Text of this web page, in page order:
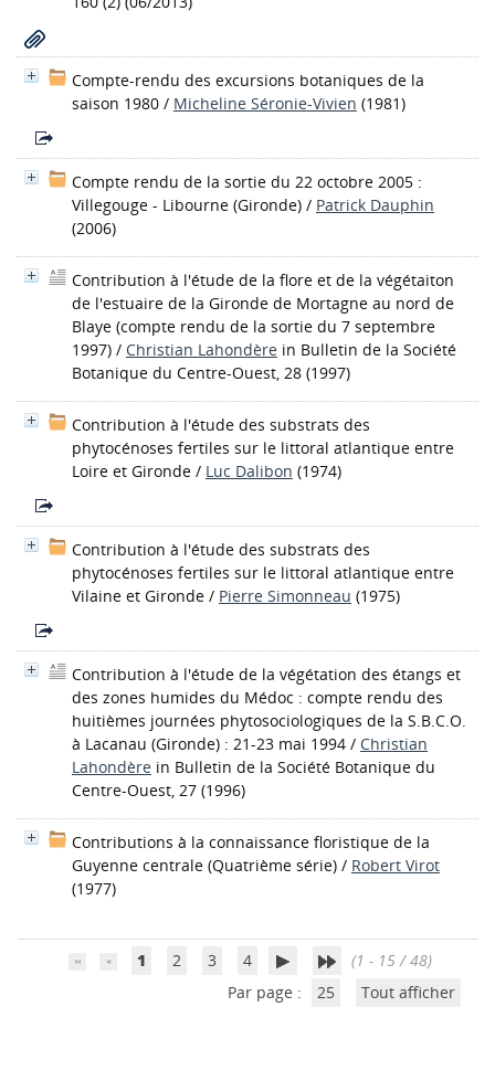
Compte-rendu des excursions botaniques de la
saison 1980 / Micheline Séronie-Vivien (1981)
Compte rendu de la sortie du 22 octobre 2005 :
Villegouge - Libourne (Gironde) / Patrick Dauphin
(2006)
Contribution à l'étude de la flore et de la végétaiton
de l'estuaire de la Gironde de Mortagne au nord de
Blaye (compte rendu de la sortie du 7 septembre
1997) / Christian Lahondère in Bulletin de la Société
Botanique du Centre-Ouest, 28 (1997)
Contribution à l'étude des substrats des
phytocénoses fertiles sur le littoral atlantique entre
Loire et Gironde / Luc Dalibon (1974)
Contribution à l'étude des substrats des
phytocénoses fertiles sur le littoral atlantique entre
Vilaine et Gironde / Pierre Simonneau (1975)
Contribution à l'étude de la végétation des étangs et
des zones humides du Médoc : compte rendu des
huitièmes journées phytosociologiques de la S.B.C.O.
à Lacanau (Gironde) : 21-23 mai 1994 / Christian
Lahondère in Bulletin de la Société Botanique du
Centre-Ouest, 27 (1996)
Contributions à la connaissance floristique de la
Guyenne centrale (Quatrième série) / Robert Virot
(1977)
1 2 3 4
(1 - 15 / 48)
Par page :
25 Tout afficher